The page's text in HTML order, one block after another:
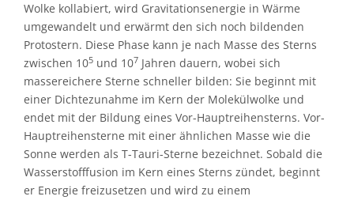
Wolke kollabiert, wird Gravitationsenergie in Wärme
umgewandelt und erwärmt den sich noch bildenden
Protostern. Diese Phase kann je nach Masse des Sterns
zwischen 105 und 107 Jahren dauern, wobei sich
massereichere Sterne schneller bilden: Sie beginnt mit
einer Dichtezunahme im Kern der Molekülwolke und
endet mit der Bildung eines Vor-Hauptreihensterns. Vor-
Hauptreihensterne mit einer ähnlichen Masse wie die
Sonne werden als T-Tauri-Sterne bezeichnet. Sobald die
Wasserstofffusion im Kern eines Sterns zündet, beginnt
er Energie freizusetzen und wird zu einem